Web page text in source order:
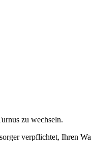
zu wechseln.
verpflichtet, Ihren